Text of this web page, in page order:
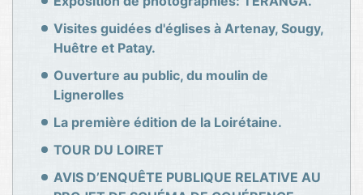
Visites guidées d'églises à Artenay, Sougy,
Huêtre et Patay.
Ouverture au public, du moulin de
Lignerolles
La première édition de la Loirétaine.
TOUR DU LOIRET
AVIS D’ENQUÊTE PUBLIQUE RELATIVE AU